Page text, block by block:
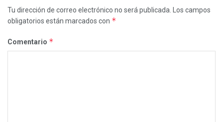
Tu dirección de correo electrónico no será publicada.
Los campos
obligatorios están marcados con *
Comentario *